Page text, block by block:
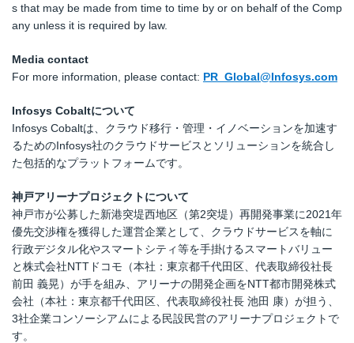
s that may be made from time to time by or on behalf of the Comp
any unless it is required by law.
Media contact
For more information, please contact: PR_Global@Infosys.com
Infosys Cobaltについて
Infosys Cobaltは、クラウド移行・管理・イノベーションを加速す
るためのInfosys社のクラウドサービスとソリューションを統合し
た包括的なプラットフォームです。
神戸アリーナプロジェクトについて
神戸市が公募した新港突堤西地区（第2突堤）再開発事業に2021年
優先交渉権を獲得した運営企業として、クラウドサービスを軸に
行政デジタル化やスマートシティ等を手掛けるスマートバリュー
と株式会社NTTドコモ（本社：東京都千代田区、代表取締役社長
前田 義晃）が手を組み、アリーナの開発企画をNTT都市開発株式
会社（本社：東京都千代田区、代表取締役社長 池田 康）が担う、
3社企業コンソーシアムによる民設民営のアリーナプロジェクトで
す。